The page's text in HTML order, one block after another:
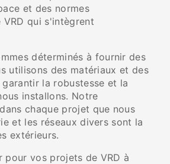
et des normes
qui s'intègrent
déterminés à fournir des
utilisons des matériaux et des
la robustesse et la
installons. Notre
chaque projet que nous
et les réseaux divers sont la
extérieurs.
pour vos projets de VRD à